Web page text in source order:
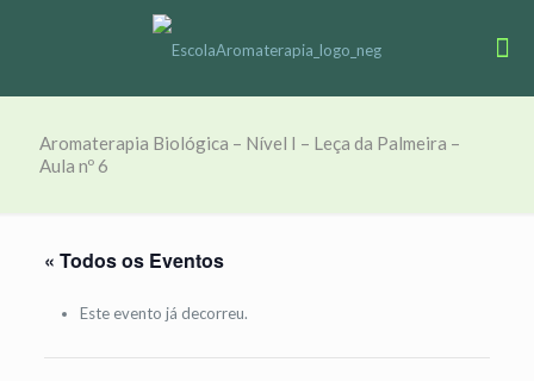
Aromaterapia Biológica – Nível I – Leça da Palmeira –
Aula nº 6
« Todos os Eventos
Este evento já decorreu.